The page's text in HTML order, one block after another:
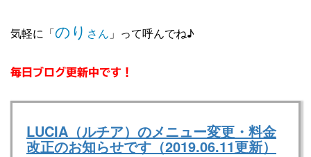
気軽に「のり さん 」って呼んでね♪
毎日ブログ更新中です！
LUCIA（ルチア）のメニュー変更・料金
改正のお知らせです（2019.06.11更新）